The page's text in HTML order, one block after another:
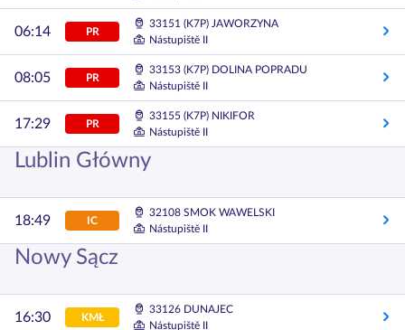
06:14 PR
33151 (K7P) JAWORZYNA
Nástupiště II
08:05 PR
33153 (K7P) DOLINA POPRADU
Nástupiště II
17:29 PR
33155 (K7P) NIKIFOR
Nástupiště II
Lublin Główny
18:49 IC
32108 SMOK WAWELSKI
Nástupiště II
Nowy Sącz
16:30 KMŁ
33126 DUNAJEC
Nástupiště II